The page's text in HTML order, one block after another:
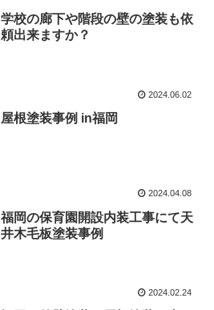
学校の廊下や階段の壁の塗装も依
頼出来ますか？
2024.06.02
屋根塗装事例 in福岡
2024.04.08
福岡の保育園開設内装工事にて天
井木毛板塗装事例
2024.02.24